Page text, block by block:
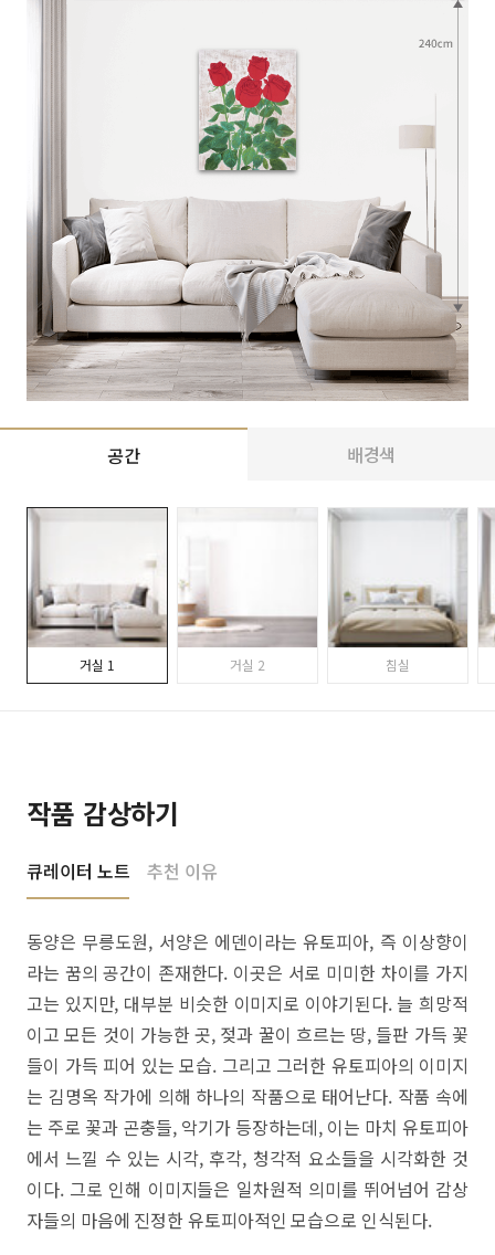
공간 배경색
거실 1 거실 2 침실
작품 감상하기
큐레이터 노트 추천 이유
동양은 무릉도원, 서양은 에덴이라는 유토피아, 즉 이상향이
라는 꿈의 공간이 존재한다. 이곳은 서로 미미한 차이를 가지
고는 있지만, 대부분 비슷한 이미지로 이야기된다. 늘 희망적
이고 모든 것이 가능한 곳, 젖과 꿀이 흐르는 땅, 들판 가득 꽃
들이 가득 피어 있는 모습. 그리고 그러한 유토피아의 이미지
는 김명옥 작가에 의해 하나의 작품으로 태어난다. 작품 속에
는 주로 꽃과 곤충들, 악기가 등장하는데, 이는 마치 유토피아
에서 느낄 수 있는 시각, 후각, 청각적 요소들을 시각화한 것
이다. 그로 인해 이미지들은 일차원적 의미를 뛰어넘어 감상
자들의 마음에 진정한 유토피아적인 모습으로 인식된다.